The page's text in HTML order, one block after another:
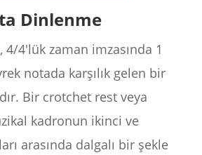
Dinlenme
4/4'lük zaman imzasında 1
notada karşılık gelen bir
Bir crotchet rest veya
kadronun ikinci ve
arasında dalgalı bir şekle